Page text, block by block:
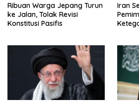
Ribuan Warga Jepang Turun
ke Jalan, Tolak Revisi
Konstitusi Pasifis
Iran